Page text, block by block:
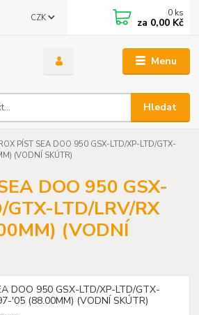
Menu
CZK
Hledat
0 ks
za 0,00 Kč
PÍST SEA DOO 950 GSX-LTD/XP-LTD/GTX-
(VODNÍ SKÚTR)
DOO 950 GSX-
GTX-LTD/LRV/RX
(VODNÍ